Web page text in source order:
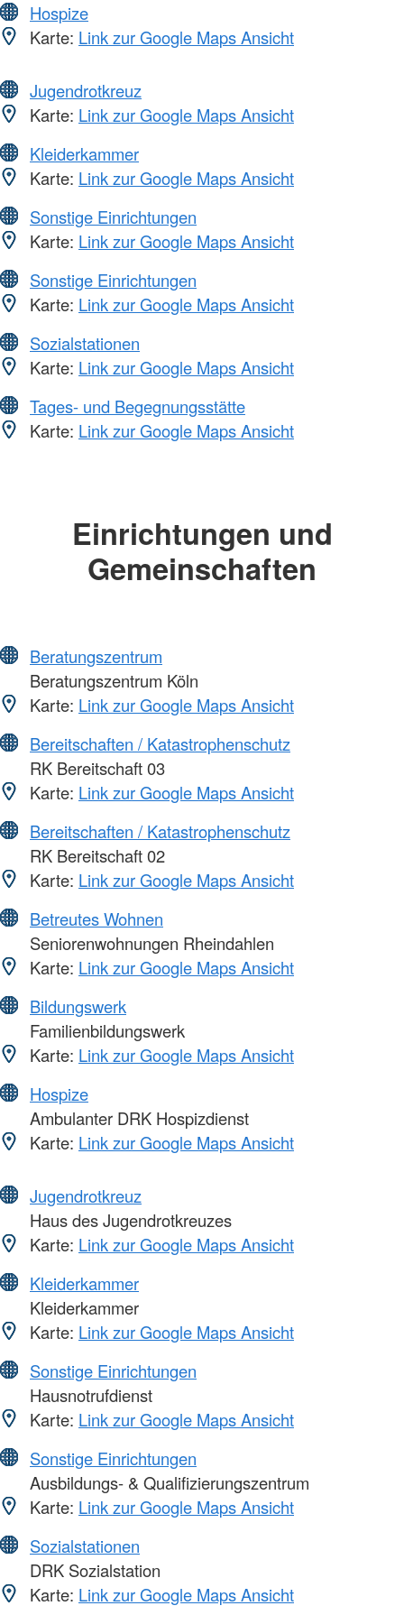
Hospize
Karte: Link zur Google Maps Ansicht
Jugendrotkreuz
Karte: Link zur Google Maps Ansicht
Kleiderkammer
Karte: Link zur Google Maps Ansicht
Sonstige Einrichtungen
Karte: Link zur Google Maps Ansicht
Sonstige Einrichtungen
Karte: Link zur Google Maps Ansicht
Sozialstationen
Karte: Link zur Google Maps Ansicht
Tages- und Begegnungsstätte
Karte: Link zur Google Maps Ansicht
Einrichtungen und
Gemeinschaften
Beratungszentrum
Beratungszentrum Köln
Karte: Link zur Google Maps Ansicht
Bereitschaften / Katastrophenschutz
RK Bereitschaft 03
Karte: Link zur Google Maps Ansicht
Bereitschaften / Katastrophenschutz
RK Bereitschaft 02
Karte: Link zur Google Maps Ansicht
Betreutes Wohnen
Seniorenwohnungen Rheindahlen
Karte: Link zur Google Maps Ansicht
Bildungswerk
Familienbildungswerk
Karte: Link zur Google Maps Ansicht
Hospize
Ambulanter DRK Hospizdienst
Karte: Link zur Google Maps Ansicht
Jugendrotkreuz
Haus des Jugendrotkreuzes
Karte: Link zur Google Maps Ansicht
Kleiderkammer
Kleiderkammer
Karte: Link zur Google Maps Ansicht
Sonstige Einrichtungen
Hausnotrufdienst
Karte: Link zur Google Maps Ansicht
Sonstige Einrichtungen
Ausbildungs- & Qualifizierungszentrum
Karte: Link zur Google Maps Ansicht
Sozialstationen
DRK Sozialstation
Karte: Link zur Google Maps Ansicht